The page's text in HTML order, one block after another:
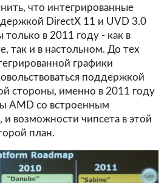
что интегрированные
DirectX 11 и UVD 3.0
только в 2011 году - как в
так и в настольном. До тех
графики
поддержкой
стороны, именно в 2011 году
AMD со встроенным
возможности чипсета в этой
план.